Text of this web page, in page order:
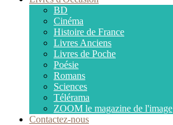
BD
Cinéma
Histoire de France
Livres Anciens
Livres de Poche
Poésie
Romans
Sciences
Télérama
ZOOM le magazine de l'image
Contactez-nous